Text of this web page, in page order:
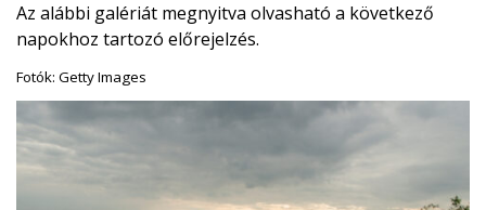
Az alábbi galériát megnyitva olvasható a következő
napokhoz tartozó előrejelzés.
Fotók: Getty Images